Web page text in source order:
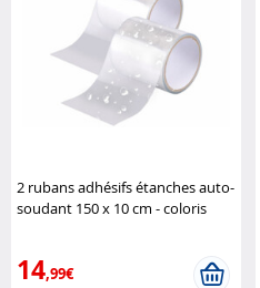
2 rubans adhésifs étanches auto-
soudant 150 x 10 cm - coloris
14,99€